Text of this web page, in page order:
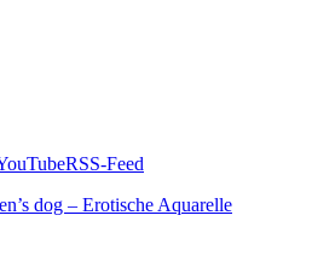
RSS-Feed
dog – Erotische Aquarelle